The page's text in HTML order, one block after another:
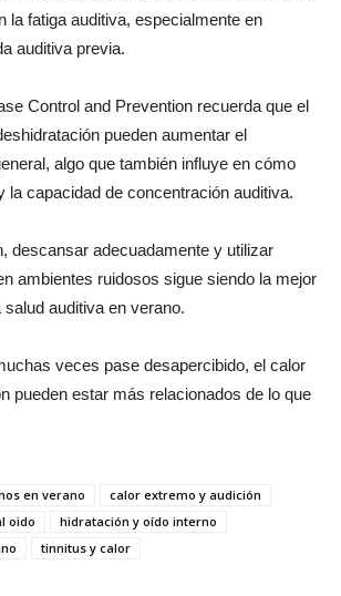
la fatiga auditiva, especialmente en
auditiva previa.
Control and Prevention recuerda que el
pueden aumentar el
algo que también influye en cómo
la capacidad de concentración auditiva.
descansar adecuadamente y utilizar
ambientes ruidosos sigue siendo la mejor
auditiva en verano.
veces pase desapercibido, el calor
pueden estar más relacionados de lo que
en verano
calor extremo y audición
oido
hidratación y oído interno
tinnitus y calor